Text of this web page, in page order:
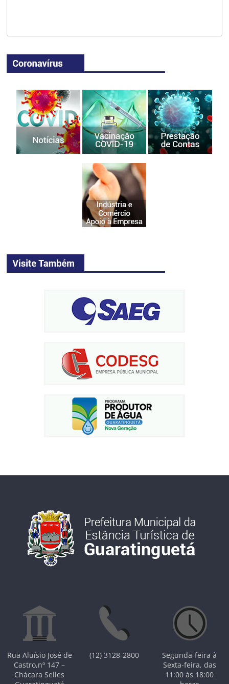
Rua Aluísio José de
Castro,nº 147 –
Chácara Selles
(12) 3128-2800
Segunda-feira à
Sexta-feira, das
11:00 às 18:00